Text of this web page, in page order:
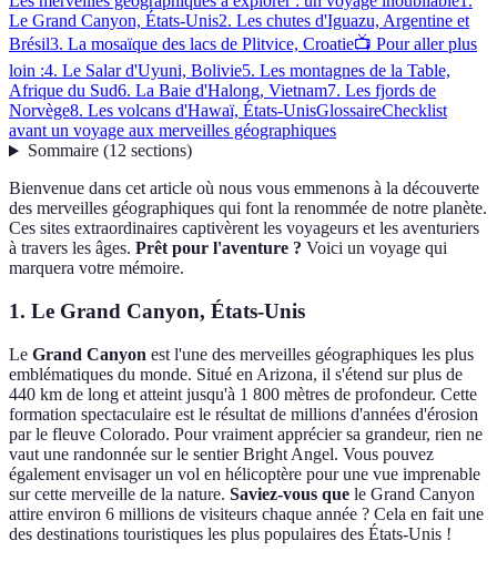
Le Grand Canyon, États-Unis2. Les chutes d'Iguazu, Argentine et
Brésil3. La mosaïque des lacs de Plitvice, Croatie📺 Pour aller plus
loin :4. Le Salar d'Uyuni, Bolivie5. Les montagnes de la Table,
Afrique du Sud6. La Baie d'Halong, Vietnam7. Les fjords de
Norvège8. Les volcans d'Hawaï, États-UnisGlossaireChecklist
avant un voyage aux merveilles géographiques
Sommaire(12 sections)
Bienvenue dans cet article où nous vous emmenons à la découverte
des merveilles géographiques qui font la renommée de notre planète.
Ces sites extraordinaires captivèrent les voyageurs et les aventuriers
à travers les âges. Prêt pour l'aventure ? Voici un voyage qui
marquera votre mémoire.
1. Le Grand Canyon, États-Unis
Le Grand Canyon est l'une des merveilles géographiques les plus
emblématiques du monde. Situé en Arizona, il s'étend sur plus de
440 km de long et atteint jusqu'à 1 800 mètres de profondeur. Cette
formation spectaculaire est le résultat de millions d'années d'érosion
par le fleuve Colorado. Pour vraiment apprécier sa grandeur, rien ne
vaut une randonnée sur le sentier Bright Angel. Vous pouvez
également envisager un vol en hélicoptère pour une vue imprenable
sur cette merveille de la nature. Saviez-vous que le Grand Canyon
attire environ 6 millions de visiteurs chaque année ? Cela en fait une
des destinations touristiques les plus populaires des États-Unis !